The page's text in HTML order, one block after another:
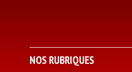
NOS RUBRIQUES